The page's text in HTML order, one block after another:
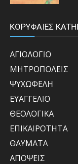
ΚΟΡΥΦΑΙΕΣ
ΑΓΙΟΛΟΓΙΟ
ΜΗΤΡΟΠΟΛΕΙΣ
ΨΥΧΩΦΕΛΗ
ΕΥΑΓΓΕΛΙΟ
ΘΕΟΛΟΓΙΚΑ
ΕΠΙΚΑΙΡΟΤΗΤΑ
ΘΑΥΜΑΤΑ
ΑΠΟΨΕΙΣ